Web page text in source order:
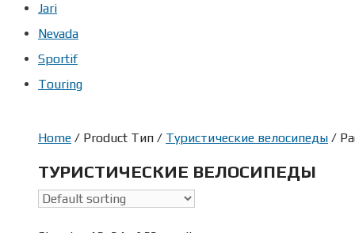
Jari
Nevada
Sportif
Touring
Home / Product Тип / Туристические велосипеды /
ТУРИСТИЧЕСКИЕ ВЕЛОСИПЕДЫ